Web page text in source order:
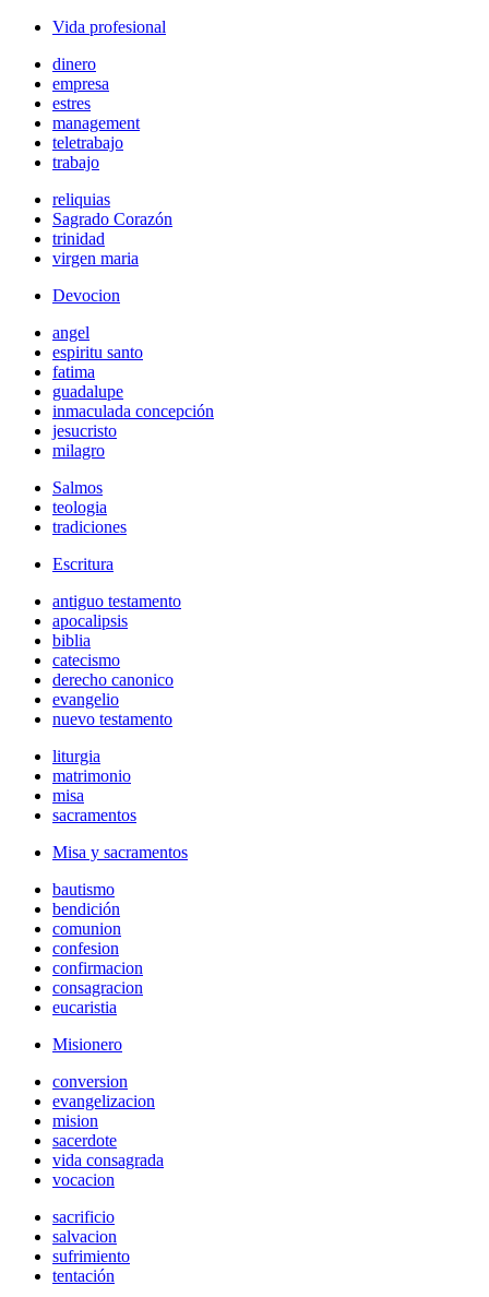
Vida profesional
dinero
empresa
estres
management
teletrabajo
trabajo
reliquias
Sagrado Corazón
trinidad
virgen maria
Devocion
angel
espiritu santo
fatima
guadalupe
inmaculada concepción
jesucristo
milagro
Salmos
teologia
tradiciones
Escritura
antiguo testamento
apocalipsis
biblia
catecismo
derecho canonico
evangelio
nuevo testamento
liturgia
matrimonio
misa
sacramentos
Misa y sacramentos
bautismo
bendición
comunion
confesion
confirmacion
consagracion
eucaristia
Misionero
conversion
evangelizacion
mision
sacerdote
vida consagrada
vocacion
sacrificio
salvacion
sufrimiento
tentación